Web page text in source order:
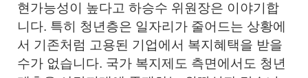
현가능성이 높다고 하승수 위원장은 이야기합
니다. 특히 청년층은 일자리가 줄어드는 상황에
서 기존처럼 고용된 기업에서 복지혜택을 받을
수가 없습니다. 국가 복지제도 측면에서도 청년